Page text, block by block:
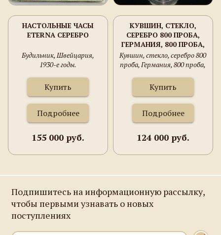
НАСТОЛЬНЫЕ ЧАСЫ
ETERNA СЕРЕБРО
Будильник, Швейцария,
1930-е годы.
Купить
Подробнее
155 000 руб.
КУВШИН, СТЕКЛО,
СЕРЕБРО 800 ПРОБА,
ГЕРМАНИЯ, 800 ПРОБА,
1880ГОДЫ. 320ММ
ВЫСОТА 120ММ
Кувшин, стекло, серебро 800
проба, Германия, 800 проба,
120мм диаметр.
Купить
Подробнее
124 000 руб.
Подпишитесь на информационную рассылку,
чтобы первыми узнавать о новых
поступлениях